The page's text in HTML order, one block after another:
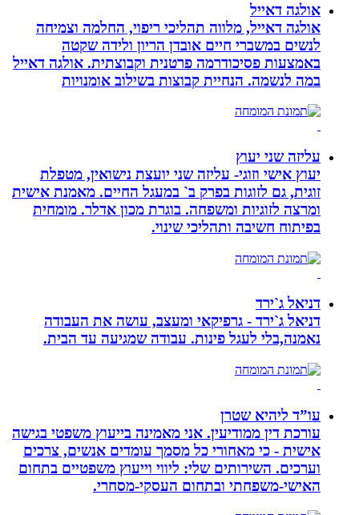
אולגה דאייל
אולגה דאייל, מלווה תהליכי ריפוי, החלמה וצמיחה
לנשים במשברי חיים אובדן הריון ולידה שקטה
באמצעות פסיכודרמה פרטנית וקבוצתית. אולגה דאייל
במה לנשמה. ‏הנחיית קבוצות בשילוב אומנויות‏
עליזה שני יעוץ
יעוץ אישי וזוגי- עליזה שני יועצת נישואין, מטפלת
זוגית, גם לזוגות בפרק ב` במעגל החיים. מאמנת אישית
ומרצה לזוגיות ומשפחה. בוגרת מכון אדלר. מומחית
בפיתוח חשיבה ותהליכי שינוי.
דניאל ג`ירד
דניאל ג`ירד - גרפיקאי ומעצב, עושה את העבודה
נאמנה,בלי לעגל פינות. עבודה שמגיעה עד הבית.
עו”ד ליהיא שטרן
עורכת דין ממודיעין. אני מאמינה בייעוץ משפטי בגישה
אישית - כי מאחורי כל מסמך עומדים אנשים, צרכים
וערכים. השירותים שלי: ליווי וייעוץ משפטיים בתחום
האישי-משפחתי ובתחום העסקי-מסחרי.